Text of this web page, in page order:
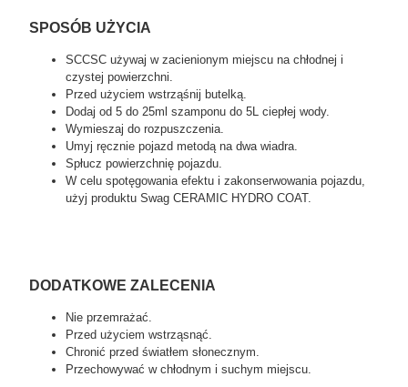
SPOSÓB UŻYCIA
SCCSC używaj w zacienionym miejscu na chłodnej i
czystej powierzchni.
Przed użyciem wstrząśnij butelką.
Dodaj od 5 do 25ml szamponu do 5L ciepłej wody.
Wymieszaj do rozpuszczenia.
Umyj ręcznie pojazd metodą na dwa wiadra.
Spłucz powierzchnię pojazdu.
W celu spotęgowania efektu i zakonserwowania pojazdu,
użyj produktu Swag CERAMIC HYDRO COAT.
DODATKOWE ZALECENIA
Nie przemrażać.
Przed użyciem wstrząsnąć.
Chronić przed światłem słonecznym.
Przechowywać w chłodnym i suchym miejscu.